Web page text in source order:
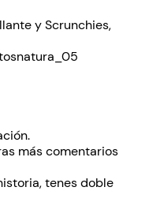
y Scrunchies,
más comentarios
tenes doble